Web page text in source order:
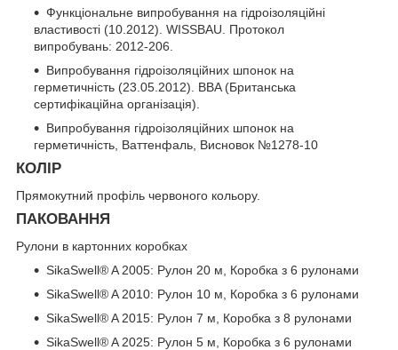
Функціональне випробування на гідроізоляційні
властивості (10.2012). WISSBAU. Протокол
випробувань: 2012-206.
Випробування гідроізоляційних шпонок на
герметичність (23.05.2012). BBA (Британська
сертифікаційна організація).
Випробування гідроізоляційних шпонок на
герметичність, Ваттенфаль, Висновок №1278-10
КОЛІР
Прямокутний профіль червоного кольору.
ПАКОВАННЯ
Рулони в картонних коробках
SikaSwell® A 2005: Рулон 20 м, Коробка з 6 рулонами
SikaSwell® A 2010: Рулон 10 м, Коробка з 6 рулонами
SikaSwell® A 2015: Рулон 7 м, Коробка з 8 рулонами
SikaSwell® A 2025: Рулон 5 м, Коробка з 6 рулонами